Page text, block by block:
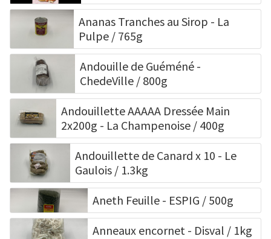
Ananas Tranches au Sirop - La
Pulpe / 765g
Andouille de Guéméné -
ChedeVille / 800g
Andouillette AAAAA Dressée Main
2x200g - La Champenoise / 400g
Andouillette de Canard x 10 - Le
Gaulois / 1.3kg
Aneth Feuille - ESPIG / 500g
Anneaux encornet - Disval / 1kg